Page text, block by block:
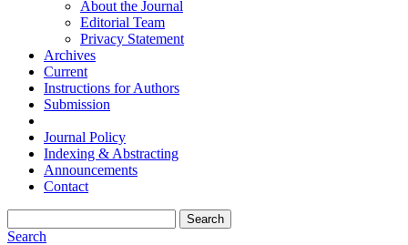
About the Journal
Editorial Team
Privacy Statement
Archives
Current
Instructions for Authors
Submission
Journal Policy
Indexing & Abstracting
Announcements
Contact
Search
Search